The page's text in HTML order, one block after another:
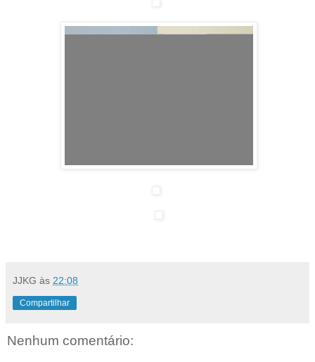
JJKG às 22:08
Compartilhar
Nenhum comentário: